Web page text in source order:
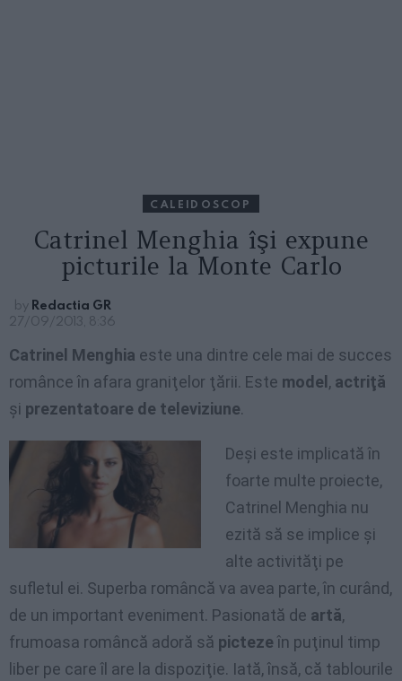
CALEIDOSCOP
Catrinel Menghia îşi expune
picturile la Monte Carlo
by Redactia GR
27/09/2013, 8:36
Catrinel Menghia este una dintre cele mai de succes
românce în afara graniţelor ţării. Este model , actriţă
şi prezentatoare de televiziune.
Deşi este implicată în
foarte multe proiecte,
Catrinel Menghia nu
ezită să se implice şi
alte activităţi pe
sufletul ei. Superba româncă va avea parte, în curând,
de un important eveniment. Pasionată de artă,
frumoasa româncă adoră să picteze în puţinul timp
liber pe care îl are la dispoziţie. Iată, însă, că tablourile